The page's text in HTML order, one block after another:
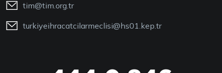
tim@tim.org.tr
turkiyeihracatcilarmeclisi@hs01.kep.tr